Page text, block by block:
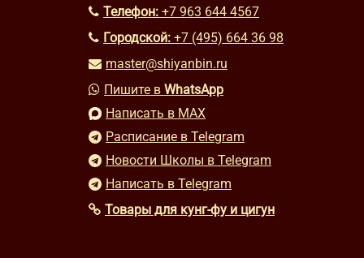
Телефон: +7 963 644 4567
Городской: +7 (495) 664 36 98
master@shiyanbin.ru
Пишите в WhatsApp
Написать в MAX
Расписание в Telegram
Новости Школы в Telegram
Написать в Telegram
Товары для кунг-фу и цигун